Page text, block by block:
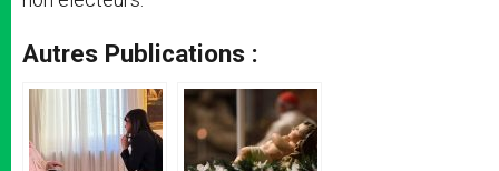
Autres Publications :